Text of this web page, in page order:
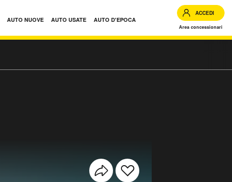
AUTO NUOVE AUTO USATE AUTO D'EPOCA
ACCEDI
Area concessionari